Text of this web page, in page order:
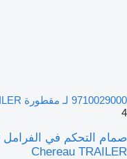
9710029000 لـ مقطورة Chereau TRAILER
4
Chereau TRAILER